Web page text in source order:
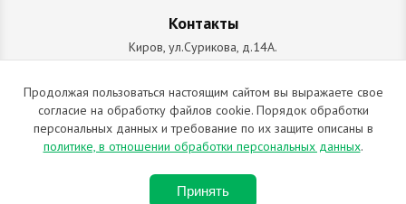
Контакты
Киров, ул.Сурикова, д.14А.
схема проезда
+7 (912) 827-92-55
ИП Позолотин Евгений Валерьевич
ИНН 434537218055 / ОГРН ИП 309434505600123 от 25.02.2009
2009-2026 © Все права защищены. Копирование материалов
Продолжая пользоваться настоящим сайтом вы выражаете свое
согласие на обработку файлов cookie. Порядок обработки
персональных данных и требование по их защите описаны в
политике, в отношении обработки персональных данных.
Принять